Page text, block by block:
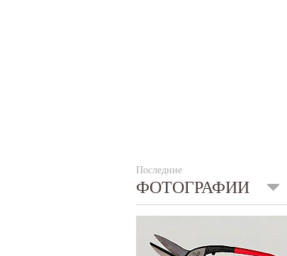
Последние
ФОТОГРАФИИ